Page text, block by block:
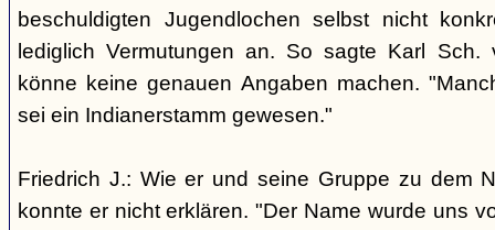
beschuldigten Jugendlochen selbst nicht
lediglich Vermutungen an. So sagte Karl
könne keine genauen Angaben machen.
sei ein Indianerstamm gewesen."
Friedrich J.: Wie er und seine Gruppe zu dem
konnte er nicht erklären. "Der Name wurde uns